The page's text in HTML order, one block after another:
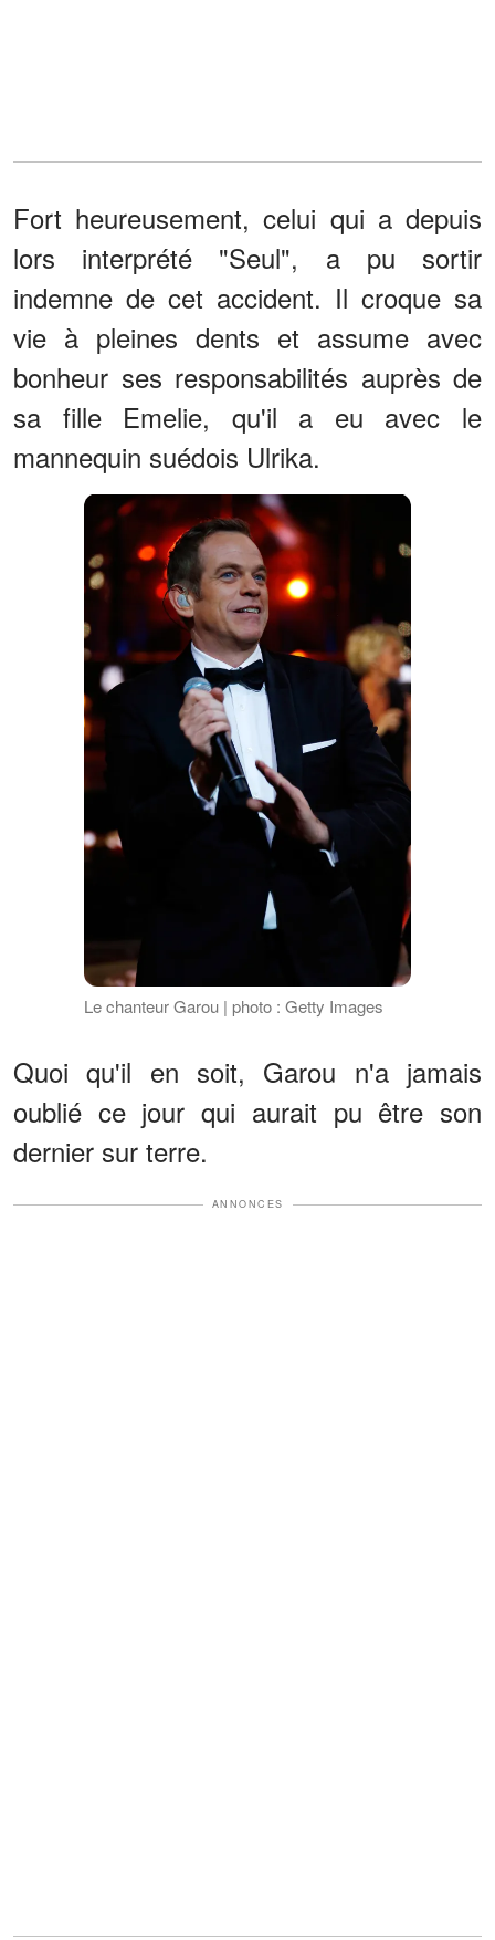
Fort heureusement, celui qui a depuis
lors interprété "Seul", a pu sortir
indemne de cet accident. Il croque sa
vie à pleines dents et assume avec
bonheur ses responsabilités auprès de
sa fille Emelie, qu'il a eu avec le
mannequin suédois Ulrika.
Le chanteur Garou | photo : Getty Images
Quoi qu'il en soit, Garou n'a jamais
oublié ce jour qui aurait pu être son
dernier sur terre.
ANNONCES